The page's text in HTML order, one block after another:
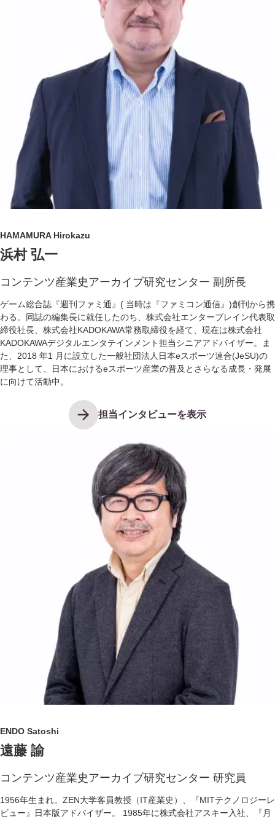
HAMAMURA Hirokazu
浜村 弘一
コンテンツ産業史アーカイブ研究センター 副所長
ゲーム総合誌『週刊ファミ通』( 当時は『ファミコン通信』)創刊から携
わる。同誌の編集長に就任したのち、株式会社エンターブレイン代表取
締役社長、株式会社KADOKAWA常務取締役を経て、現在は株式会社
KADOKAWAデジタルエンタテインメント担当シニアアドバイザー。ま
た、2018 年1 月に設立した一般社団法人日本eスポーツ連合(JeSU)の
理事として、日本におけるeスポーツ産業の普及とさらなる成長・発展
に向けて活動中。
担当インタビューを表示
ENDO Satoshi
遠藤 諭
コンテンツ産業史アーカイブ研究センター 研究員
1956年生まれ。ZEN大学客員教授（IT産業史）、『MITテクノロジーレ
ビュー』日本版アドバイザー。 1985年に株式会社アスキー入社、『月